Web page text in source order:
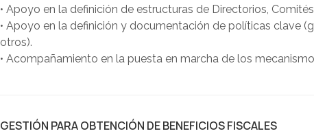
• Apoyo en la definición de estructuras de Directorios,
• Apoyo en la definición y documentación de políticas clave
otros).
• Acompañamiento en la puesta en marcha de los
GESTIÓN PARA OBTENCIÓN DE BENEFICIOS FISCALES